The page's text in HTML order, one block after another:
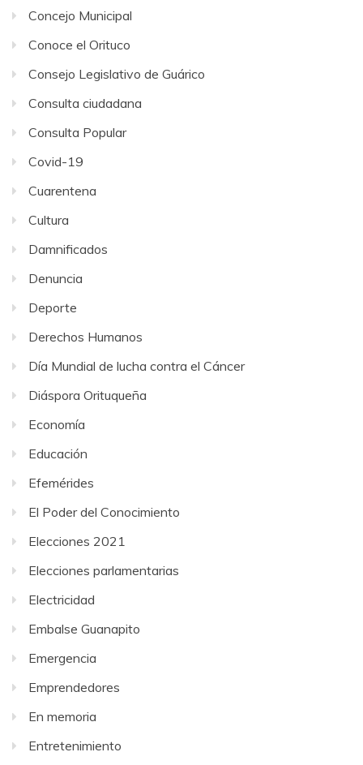
Concejo Municipal
Conoce el Orituco
Consejo Legislativo de Guárico
Consulta ciudadana
Consulta Popular
Covid-19
Cuarentena
Cultura
Damnificados
Denuncia
Deporte
Derechos Humanos
Día Mundial de lucha contra el Cáncer
Diáspora Orituqueña
Economía
Educación
Efemérides
El Poder del Conocimiento
Elecciones 2021
Elecciones parlamentarias
Electricidad
Embalse Guanapito
Emergencia
Emprendedores
En memoria
Entretenimiento